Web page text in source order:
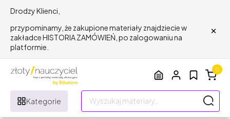
Drodzy Klienci,
przypominamy, że zakupione materiały znajdziecie w
zakładce HISTORIA ZAMÓWIEŃ, po zalogowaniu na
platformie.
×
Kategorie
0